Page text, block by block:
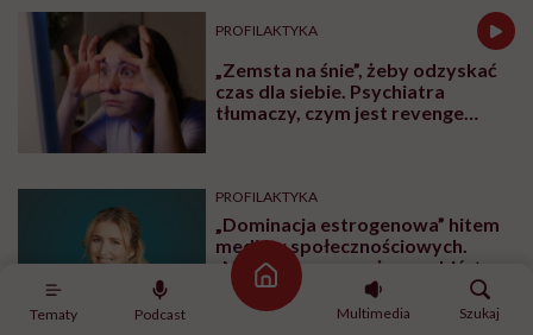
Tematy Podcast
Strona główna
Multimedia
Szukaj
PROFILAKTYKA
„Zemsta na śnie”, żeby odzyskać
czas dla siebie. Psychiatra
tłumaczy, czym jest revenge
PROFILAKTYKA
„Dominacja estrogenowa” hitem
mediów społecznościowych.
„Najgorsze, co można zrobić, to
leczyć modne hasło”